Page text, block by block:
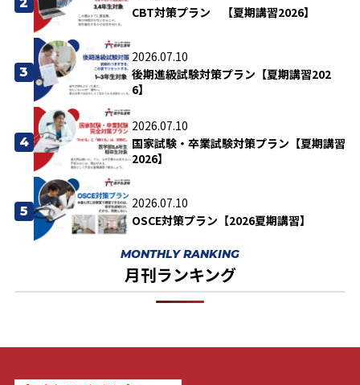
CBT対策プラン 【夏期講習2026】
3
2026.07.10
後期進級試験対策プラン【夏期講習202
6】
4
2026.07.10
国家試験・卒業試験対策プラン【夏期講習
2026】
5
2026.07.10
OSCE対策プラン【2026夏期講習】
MONTHLY RANKING
月刊ランキング